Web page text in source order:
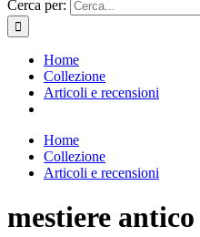
Cerca per:
Home
Collezione
Articoli e recensioni
Home
Collezione
Articoli e recensioni
mestiere antico